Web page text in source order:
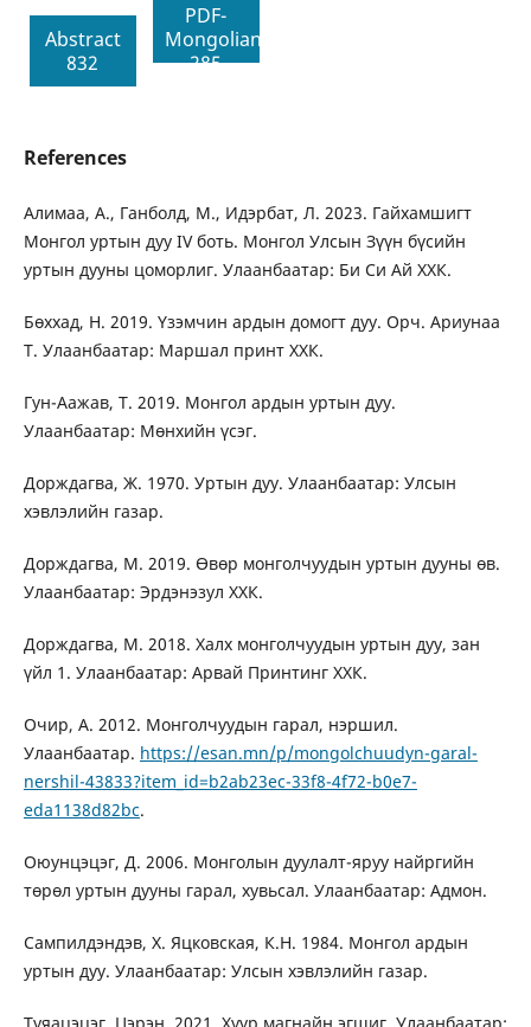
Abstract
832
PDF-
Mongolian
285
References
Алимаа, А., Ганболд, М., Идэрбат, Л. 2023. Гайхамшигт
Монгол уртын дуу IV боть. Монгол Улсын Зүүн бүсийн
уртын дууны цоморлиг. Улаанбаатар: Би Си Ай ХХК.
Бөххад, Н. 2019. Үзэмчин ардын домогт дуу. Орч. Ариунаа
Т. Улаанбаатар: Маршал принт ХХК.
Гун-Аажав, Т. 2019. Монгол ардын уртын дуу.
Улаанбаатар: Мөнхийн үсэг.
Дорждагва, Ж. 1970. Уртын дуу. Улаанбаатар: Улсын
хэвлэлийн газар.
Дорждагва, М. 2019. Өвөр монголчуудын уртын дууны өв.
Улаанбаатар: Эрдэнэзул ХХК.
Дорждагва, М. 2018. Халх монголчуудын уртын дуу, зан
үйл 1. Улаанбаатар: Арвай Принтинг ХХК.
Очир, А. 2012. Монголчуудын гарал, нэршил.
Улаанбаатар. https://esan.mn/p/mongolchuudyn-garal-
nershil-43833?item_id=b2ab23ec-33f8-4f72-b0e7-
eda1138d82bc.
Оюунцэцэг, Д. 2006. Монголын дуулалт-яруу найргийн
төрөл уртын дууны гарал, хувьсал. Улаанбаатар: Адмон.
Сампилдэндэв, Х. Яцковская, К.Н. 1984. Монгол ардын
уртын дуу. Улаанбаатар: Улсын хэвлэлийн газар.